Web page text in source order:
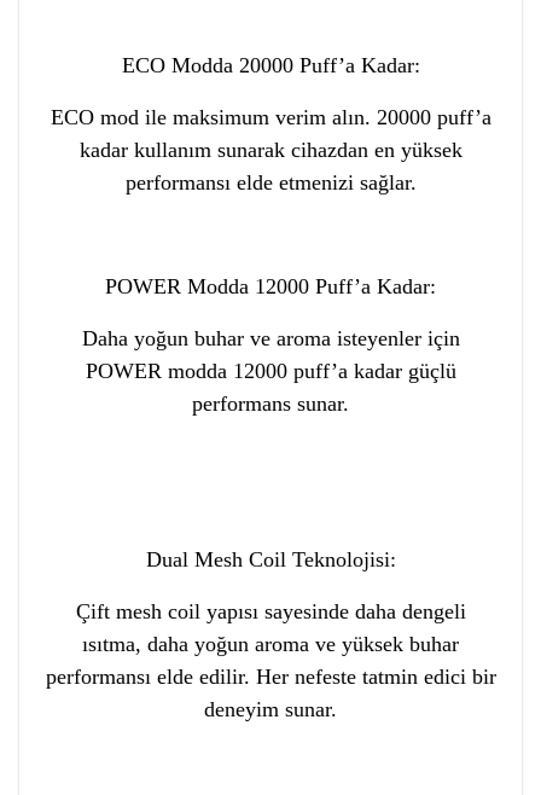
ECO Modda 20000 Puff’a Kadar:
ECO mod ile maksimum verim alın. 20000 puff’a
kadar kullanım sunarak cihazdan en yüksek
performansı elde etmenizi sağlar.
POWER Modda 12000 Puff’a Kadar:
Daha yoğun buhar ve aroma isteyenler için
POWER modda 12000 puff’a kadar güçlü
performans sunar.
Dual Mesh Coil Teknolojisi:
Çift mesh coil yapısı sayesinde daha dengeli
ısıtma, daha yoğun aroma ve yüksek buhar
performansı elde edilir. Her nefeste tatmin edici bir
deneyim sunar.